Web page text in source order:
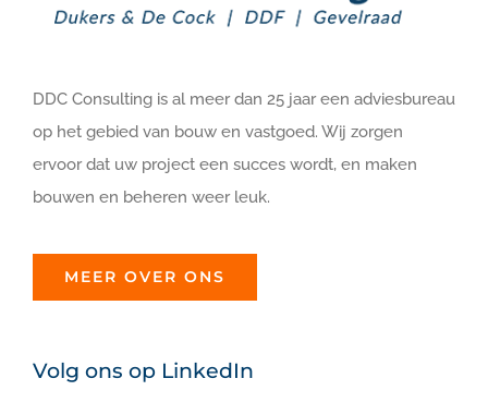
DDC Consulting is al meer dan 25 jaar een adviesbureau
op het gebied van bouw en vastgoed. Wij zorgen
ervoor dat uw project een succes wordt, en maken
bouwen en beheren weer leuk.
MEER OVER ONS
Volg ons op LinkedIn